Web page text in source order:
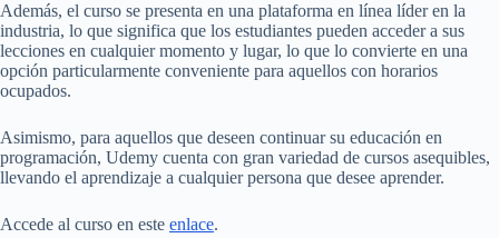
Además, el curso se presenta en una plataforma en línea líder en la
industria, lo que significa que los estudiantes pueden acceder a sus
lecciones en cualquier momento y lugar, lo que lo convierte en una
opción particularmente conveniente para aquellos con horarios
ocupados.
Asimismo, para aquellos que deseen continuar su educación en
programación, Udemy cuenta con gran variedad de cursos asequibles,
llevando el aprendizaje a cualquier persona que desee aprender.
Accede al curso en este enlace.